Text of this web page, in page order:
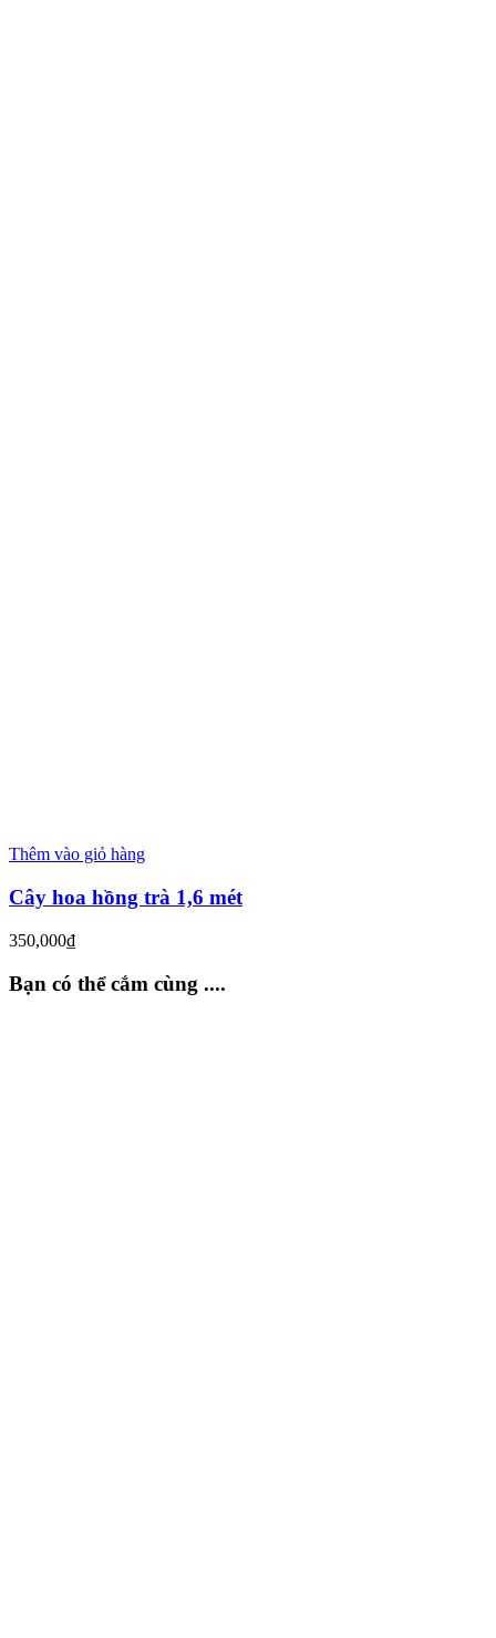
Thêm vào giỏ hàng
Cây hoa hồng trà 1,6 mét
350,000₫
Bạn có thể cắm cùng ....